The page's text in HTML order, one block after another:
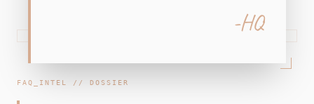
FAQ_INTEL // DOSSIER
-HQ